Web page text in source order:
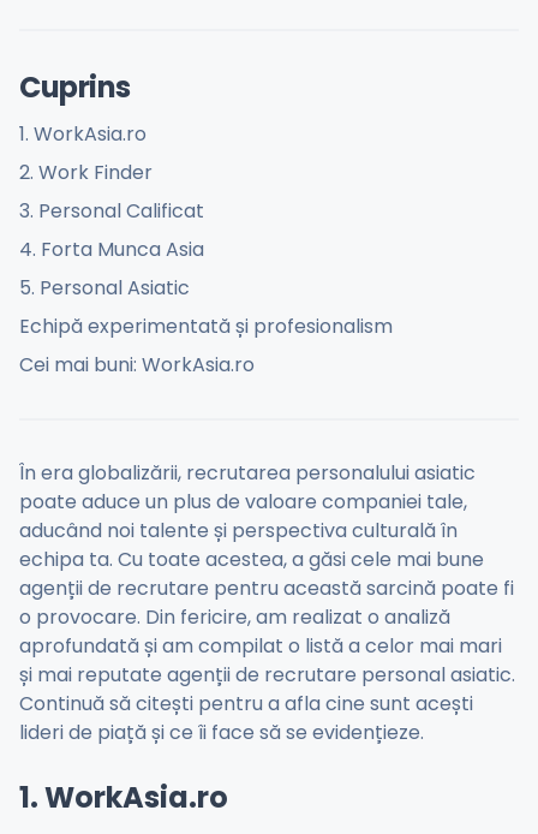
Cuprins
1. WorkAsia.ro
2. Work Finder
3. Personal Calificat
4. Forta Munca Asia
5. Personal Asiatic
Echipă experimentată și profesionalism
Cei mai buni: WorkAsia.ro
În era globalizării, recrutarea personalului asiatic
poate aduce un plus de valoare companiei tale,
aducând noi talente și perspectiva culturală în
echipa ta. Cu toate acestea, a găsi cele mai bune
agenții de recrutare pentru această sarcină poate fi
o provocare. Din fericire, am realizat o analiză
aprofundată și am compilat o listă a celor mai mari
și mai reputate agenții de recrutare personal asiatic.
Continuă să citești pentru a afla cine sunt acești
lideri de piață și ce îi face să se evidențieze.
1. WorkAsia.ro